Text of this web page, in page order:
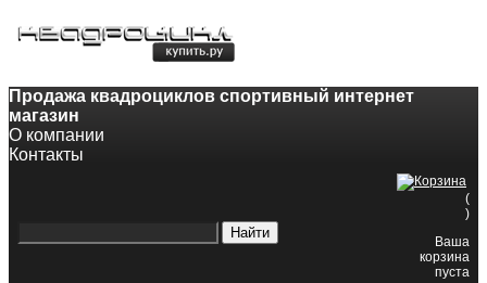
Продажа квадроциклов спортивный интернет
магазин
О компании
Контакты
(
)
Ваша
корзина
пуста